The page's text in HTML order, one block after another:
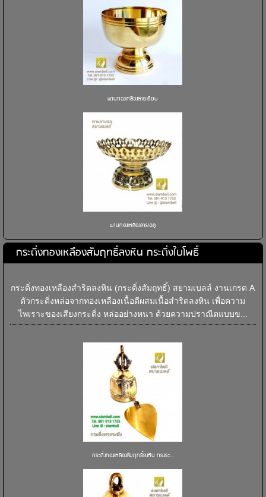
พานทองเหลืองลายเรียบ
พานทองเหลืองลายฉลุ
กระดิ่งทองเหลืองสัมฤทธิ์ลงหิน กระดิ่งใบโพธิ์
กระดิ่งทองเหลืองสำริดลงหิน (กระดิ่งสัมฤทธิ์) สยามเบลล์ งานเกรด A
ตัวกระดิ่งหล่อจากทองเหลืองเนื้อดีผสมเนื้อสำริดลงหิน เพื่อความ
ไพเราะของเสียงกระดิ่ง หล่ออย่างหนา ด้วยความปราณีตแบบข...
กระดิ่งทองเหลืองสัมฤทธิ์ลงหิน ทรงระ...